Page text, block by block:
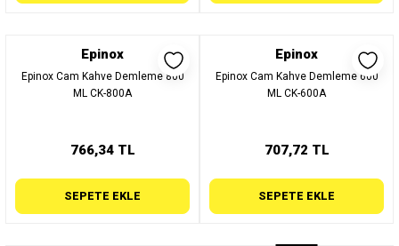
Epinox
Epinox Cam Kahve Demleme 800
ML CK-800A
766,34 TL
SEPETE EKLE
Epinox
Epinox Cam Kahve Demleme 600
ML CK-600A
707,72 TL
SEPETE EKLE